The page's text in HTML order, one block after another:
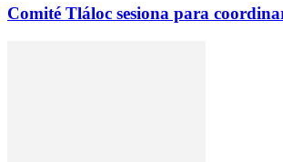
Comité Tláloc sesiona para